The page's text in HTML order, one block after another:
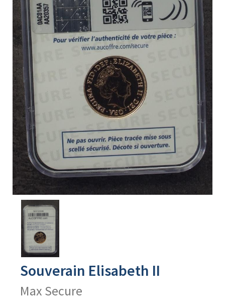
Avers
produit
Souverain Elisabeth II
Max Secure